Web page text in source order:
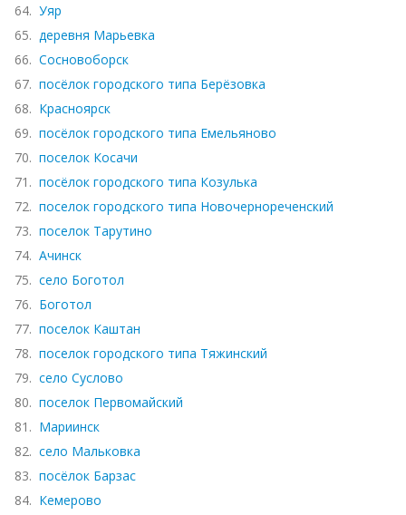
64. Уяр
65. деревня Марьевка
66. Сосновоборск
67. посёлок городского типа Берёзовка
68. Красноярск
69. посёлок городского типа Емельяново
70. поселок Косачи
71. посёлок городского типа Козулька
72. поселок городского типа Новочернореченский
73. поселок Тарутино
74. Ачинск
75. село Боготол
76. Боготол
77. поселок Каштан
78. поселок городского типа Тяжинский
79. село Суслово
80. поселок Первомайский
81. Мариинск
82. село Мальковка
83. посёлок Барзас
84. Кемерово